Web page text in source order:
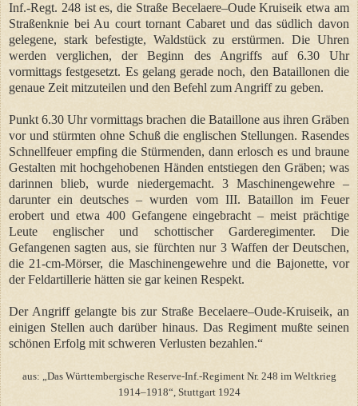
Inf.-Regt. 248 ist es, die Straße Becelaere–Oude Kruiseik etwa am
Straßenknie bei Au court tornant Cabaret und das südlich davon
gelegene, stark befestigte, Waldstück zu erstürmen. Die Uhren
werden verglichen, der Beginn des Angriffs auf 6.30 Uhr
vormittags festgesetzt. Es gelang gerade noch, den Bataillonen die
genaue Zeit mitzuteilen und den Befehl zum Angriff zu geben.
Punkt 6.30 Uhr vormittags brachen die Bataillone aus ihren Gräben
vor und stürmten ohne Schuß die englischen Stellungen. Rasendes
Schnellfeuer empfing die Stürmenden, dann erlosch es und braune
Gestalten mit hochgehobenen Händen entstiegen den Gräben; was
darinnen blieb, wurde niedergemacht. 3 Maschinengewehre –
darunter ein deutsches – wurden vom III. Bataillon im Feuer
erobert und etwa 400 Gefangene eingebracht – meist prächtige
Leute englischer und schottischer Garderegimenter. Die
Gefangenen sagten aus, sie fürchten nur 3 Waffen der Deutschen,
die 21-cm-Mörser, die Maschinengewehre und die Bajonette, vor
der Feldartillerie hätten sie gar keinen Respekt.
Der Angriff gelangte bis zur Straße Becelaere–Oude-Kruiseik, an
einigen Stellen auch darüber hinaus. Das Regiment mußte seinen
schönen Erfolg mit schweren Verlusten bezahlen.“
aus: „Das Württembergische Reserve-Inf.-Regiment Nr. 248 im Weltkrieg
1914–1918“, Stuttgart 1924